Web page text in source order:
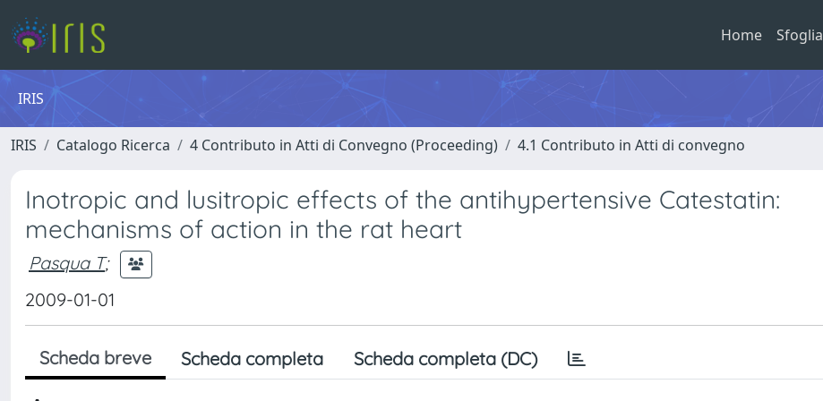
Home Sfoglia
IRIS
IRIS Catalogo Ricerca 4 Contributo in Atti di Convegno (Proceeding) 4.1 Contributo in Atti di convegno
Inotropic and lusitropic effects of the antihypertensive Catestatin:
mechanisms of action in the rat heart
Pasqua T;
2009-01-01
Scheda breve Scheda completa Scheda completa (DC)